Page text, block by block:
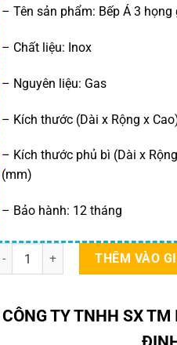
– Tên sản phẩm: Bếp Á 3 họng
– Chất liệu: Inox
– Nguyên liệu: Gas
– Kích thước (Dài x Rộng x
– Kích thước phủ bì (Dài x
(mm)
– Bảo hành: 12 tháng
Bếp Á 3 Họng Gang số lượng
THÊM VÀO
CÔNG TY TNHH SX